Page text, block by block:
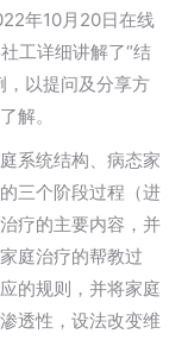
年10月20日在线
工详细讲解了“结
，以提问及分享方
解。
系统结构、病态家
三个阶段过程（进
疗的主要内容，并
庭治疗的帮教过
的规则，并将家庭
透性，设法改变维